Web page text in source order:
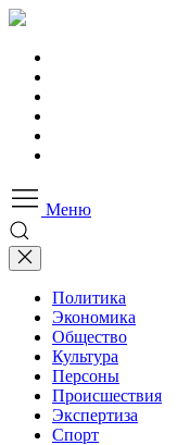
Меню
Политика
Экономика
Общество
Культура
Персоны
Происшествия
Экспертиза
Спорт